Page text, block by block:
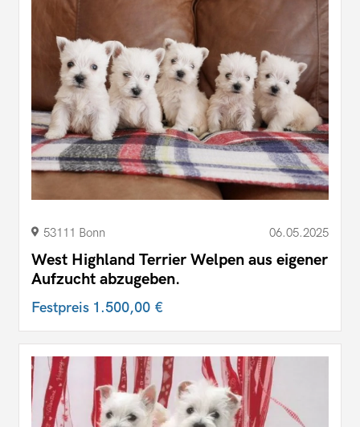
53111 Bonn 06.05.2025
West Highland Terrier Welpen aus eigener
Aufzucht abzugeben.
Festpreis 1.500,00 €